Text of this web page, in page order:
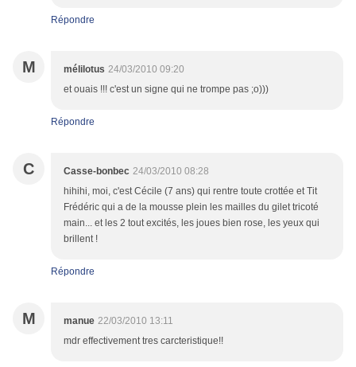
Répondre
M mélilotus 24/03/2010 09:20
et ouais !!! c'est un signe qui ne trompe pas ;o)))
Répondre
C Casse-bonbec 24/03/2010 08:28
hihihi, moi, c'est Cécile (7 ans) qui rentre toute crottée et Tit
Frédéric qui a de la mousse plein les mailles du gilet tricoté
main... et les 2 tout excités, les joues bien rose, les yeux qui
brillent !
Répondre
M manue 22/03/2010 13:11
mdr effectivement tres carcteristique!!